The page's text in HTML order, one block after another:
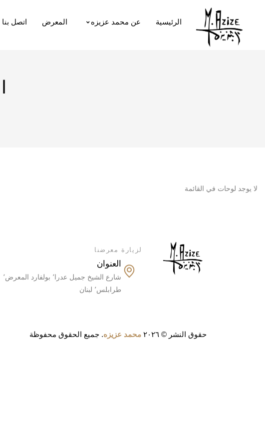
الرئيسية عن محمد عزيزه المعرض اتصل بنا
لا يوجد لوحات في القائمة
لزيارة معرضنا
العنوان
شارع الشيخ جميل عدرا٬ بولفارد المعرض٬
طرابلس٬ لبنان
حقوق النشر © ٢٠٢٦ محمد عزيزه. جميع الحقوق محفوظة